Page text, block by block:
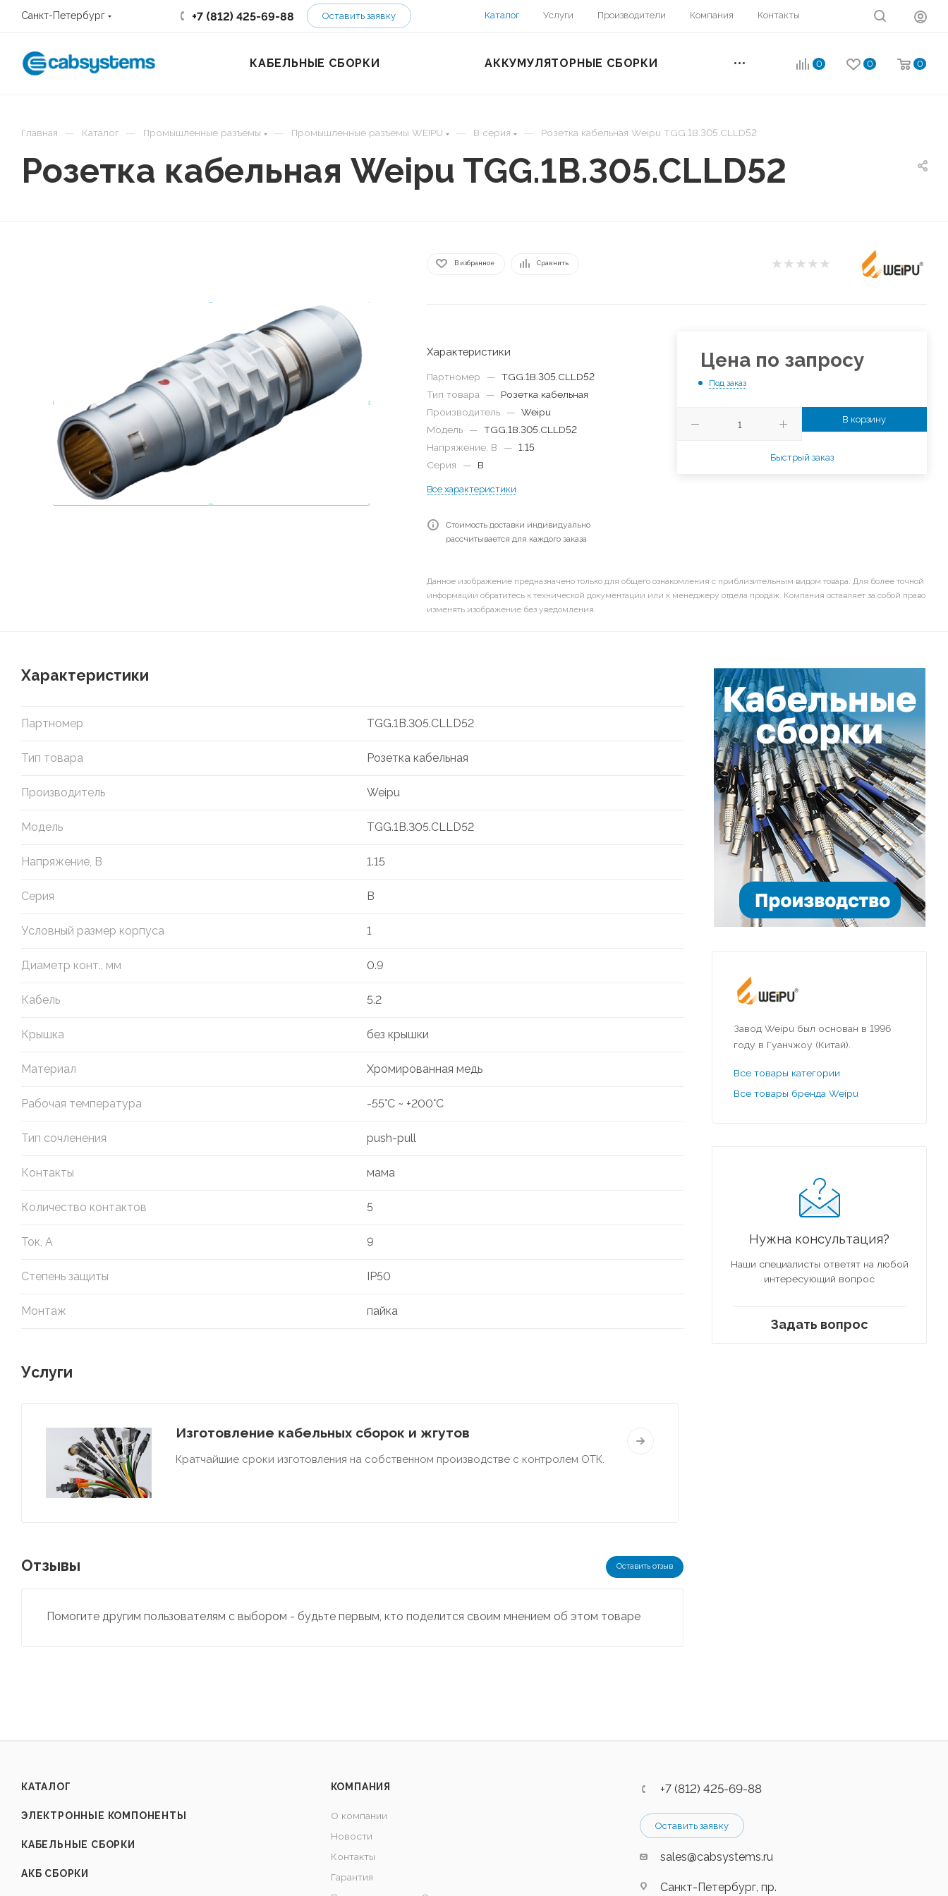
Санкт-Петербург +7 (812) 425-69-88 Оставить заявку Каталог Услуги Производители Компания Контакты
0 0 0
КАБЕЛЬНЫЕ СБОРКИ АККУМУЛЯТОРНЫЕ СБОРКИ
Главная — Каталог — Промышленные разъемы — Промышленные разъемы WEIPU — B серия — Розетка кабельная Weipu TGG.1B.305.CLLD52
Розетка кабельная Weipu TGG.1B.305.CLLD52
В избранное Сравнить
Характеристики
Партномер — TGG.1B.305.CLLD52
Тип товара
—
Розетка кабельная
Производитель
— Weipu
Модель
— TGG.1B.305.CLLD52
Напряжение, В
— 1.15
Серия
— B
Все характеристики
Стоимость доставки индивидуально
рассчитывается для каждого заказа
Цена по запросу
Под заказ
В корзину
Быстрый заказ
Данное изображение предназначено только для общего ознакомления с приблизительным видом товара. Для более точной
информации обратитесь к технической документации или к менеджеру отдела продаж. Компания оставляет за собой право
изменять изображение без уведомления.
Характеристики
Партномер TGG.1B.305.CLLD52
Тип товара Розетка кабельная
Производитель Weipu
Модель TGG.1B.305.CLLD52
Напряжение, В 1.15
Серия B
Условный размер корпуса 1
Диаметр конт., мм 0.9
Кабель 5.2
Крышка без крышки
Материал Хромированная медь
Рабочая температура -55°C ~ +200°C
Тип сочленения push-pull
Контакты мама
Количество контактов 5
Ток, А 9
Степень защиты IP50
Монтаж пайка
Услуги
Изготовление кабельных сборок и жгутов
Кратчайшие сроки изготовления на собственном производстве с контролем ОТК.
Отзывы Оставить отзыв
Помогите другим пользователям с выбором - будьте первым, кто поделится своим мнением об этом товаре
Завод Weipu был основан в 1996
году в Гуанчжоу (Китай).
Все товары категории
Все товары бренда Weipu
Нужна консультация?
Наши специалисты ответят на любой
интересующий вопрос
Задать вопрос
КАТАЛОГ
ЭЛЕКТРОННЫЕ КОМПОНЕНТЫ
КАБЕЛЬНЫЕ СБОРКИ
АКБ СБОРКИ
КОМПАНИЯ
О компании
Новости
Контакты
Гарантия
+7 (812) 425-69-88
Оставить заявку
sales@cabsystems.ru
Санкт-Петербург, пр.